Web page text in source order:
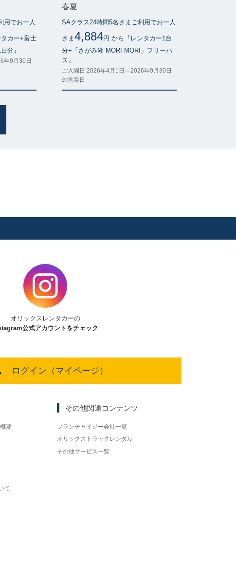
用でお一人
カー+富士
分』
年9月30日
春夏
SAクラス24時間5名さまご利用でお一人
さま 4,884円 から『レンタカー1台
分+「さがみ湖 MORI MORI」フリーパ
ス』
ご入園日:2026年4月1日～2026年9月30日
の営業日
オリックスレンタカーの
公式アカウントをチェック
ログイン（マイページ）
要
て
その他関連コンテンツ
フランチャイジー会社一覧
オリックストラックレンタル
その他サービス一覧